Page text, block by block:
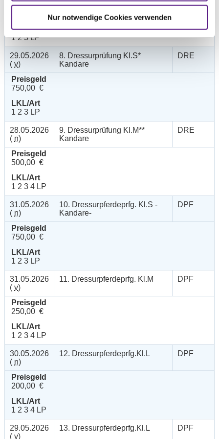
Nur notwendige Cookies verwenden
Preisgeld
LKL/Art
1 2 3 LP
29.05.2026
( v)
8. Dressurprüfung Kl.S*
Kandare
DRE
Preisgeld
750,00 €
LKL/Art
1 2 3 LP
28.05.2026
( n)
9. Dressurprüfung Kl.M**
Kandare
DRE
Preisgeld
500,00 €
LKL/Art
1 2 3 4 LP
31.05.2026
( n)
10. Dressurpferdeprfg. Kl.S -
Kandare-
DPF
Preisgeld
750,00 €
LKL/Art
1 2 3 LP
31.05.2026
( v)
11. Dressurpferdeprfg. Kl.M DPF
Preisgeld
250,00 €
LKL/Art
1 2 3 4 LP
30.05.2026
( n)
12. Dressurpferdeprfg.Kl.L DPF
Preisgeld
200,00 €
LKL/Art
1 2 3 4 LP
29.05.2026
( v)
13. Dressurpferdeprfg.Kl.L DPF